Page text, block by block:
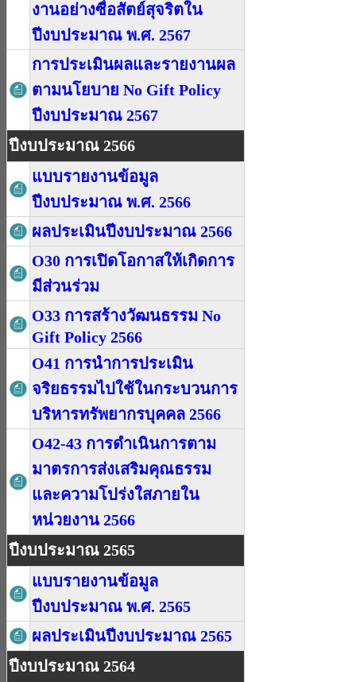
งานอย่างซื่อสัตย์สุจริตใน
ปีงบประมาณ พ.ศ. 2567
การประเมินผลและรายงานผล
ตามนโยบาย No Gift Policy
ปีงบประมาณ 2567
ปีงบประมาณ 2566
แบบรายงานข้อมูล
ปีงบประมาณ พ.ศ. 2566
ผลประเมินปีงบประมาณ 2566
O30 การเปิดโอกาสให้เกิดการ
มีส่วนร่วม
O33 การสร้างวัฒนธรรม No
Gift Policy 2566
O41 การนำการประเมิน
จริยธรรมไปใช้ในกระบวนการ
บริหารทรัพยากรบุคคล 2566
O42-43 การดำเนินการตาม
มาตรการส่งเสริมคุณธรรม
และความโปร่งใสภายใน
หน่วยงาน 2566
ปีงบประมาณ 2565
แบบรายงานข้อมูล
ปีงบประมาณ พ.ศ. 2565
ผลประเมินปีงบประมาณ 2565
ปีงบประมาณ 2564